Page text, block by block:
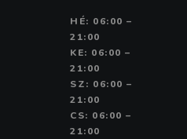
HÉ: 06:00 –
21:00
KE: 06:00 –
21:00
SZ: 06:00 –
21:00
CS: 06:00 –
21:00